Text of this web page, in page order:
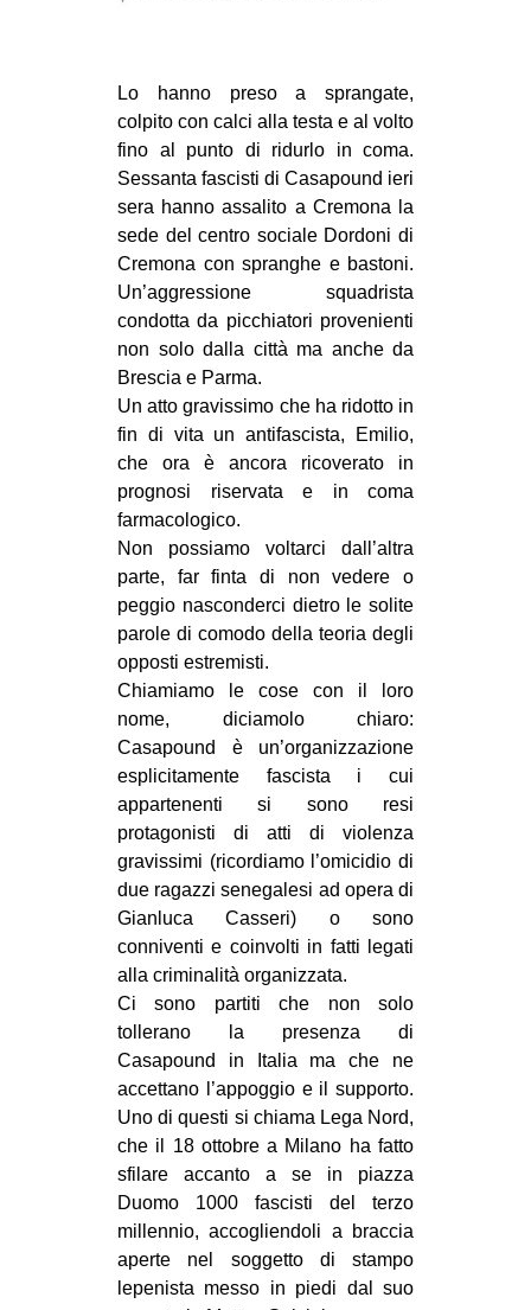
PRECARIATO
REPRESSIONE
STUDENTI
CULTURE
ARTE
CINEMA
MANIFESTI
MUSICA
RECENSIONI
INTERNAZIONALE
AFRICA
AMERICHE
ESTREMO ORIENTE
EUROPA
MEDIO ORIENTE
MONDO
EVENTI
in
Fb
tw
bsky
ms
SEARCH
Lo hanno preso a sprangate,
colpito con calci alla testa e al volto
fino al punto di ridurlo in coma.
Sessanta fascisti di Casapound ieri
sera hanno assalito a Cremona la
sede del centro sociale Dordoni di
Cremona con spranghe e bastoni.
Un’aggressione squadrista
condotta da picchiatori provenienti
non solo dalla città ma anche da
Brescia e Parma.
Un atto gravissimo che ha ridotto in
fin di vita un antifascista, Emilio,
che ora è ancora ricoverato in
prognosi riservata e in coma
farmacologico.
Non possiamo voltarci dall’altra
parte, far finta di non vedere o
peggio nasconderci dietro le solite
parole di comodo della teoria degli
opposti estremisti.
Chiamiamo le cose con il loro
nome, diciamolo chiaro:
Casapound è un’organizzazione
esplicitamente fascista i cui
appartenenti si sono resi
protagonisti di atti di violenza
gravissimi (ricordiamo l’omicidio di
due ragazzi senegalesi ad opera di
Gianluca Casseri) o sono
conniventi e coinvolti in fatti legati
alla criminalità organizzata.
Ci sono partiti che non solo
tollerano la presenza di
Casapound in Italia ma che ne
accettano l’appoggio e il supporto.
Uno di questi si chiama Lega Nord,
che il 18 ottobre a Milano ha fatto
sfilare accanto a se in piazza
Duomo 1000 fascisti del terzo
millennio, accogliendoli a braccia
aperte nel soggetto di stampo
lepenista messo in piedi dal suo